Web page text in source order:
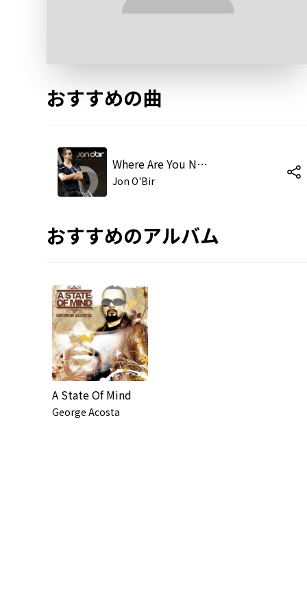
おすすめの曲
Where Are You Now (feat. Solar Movement)
Jon O'Bir
おすすめのアルバム
A State Of Mind
George Acosta